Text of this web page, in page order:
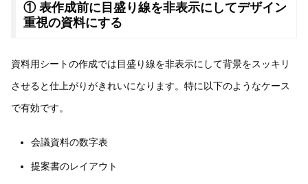
① 表作成前に目盛り線を非表示にしてデザイン
重視の資料にする
資料用シートの作成では目盛り線を非表示にして背景をスッキリ
させると仕上がりがきれいになります。特に以下のようなケース
で有効です。
会議資料の数字表
提案書のレイアウト